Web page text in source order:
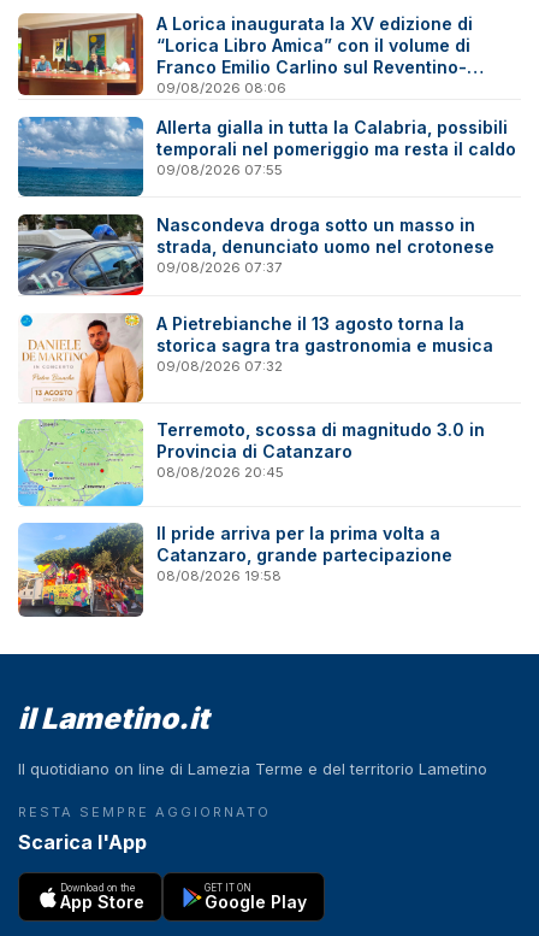
A Lorica inaugurata la XV edizione di
“Lorica Libro Amica” con il volume di
Franco Emilio Carlino sul Reventino-
Savuto
09/08/2026 08:06
Allerta gialla in tutta la Calabria, possibili
temporali nel pomeriggio ma resta il caldo
09/08/2026 07:55
Nascondeva droga sotto un masso in
strada, denunciato uomo nel crotonese
09/08/2026 07:37
A Pietrebianche il 13 agosto torna la
storica sagra tra gastronomia e musica
09/08/2026 07:32
Terremoto, scossa di magnitudo 3.0 in
Provincia di Catanzaro
08/08/2026 20:45
Il pride arriva per la prima volta a
Catanzaro, grande partecipazione
08/08/2026 19:58
il Lametino.it
Il quotidiano on line di Lamezia Terme e del territorio Lametino
RESTA SEMPRE AGGIORNATO
Scarica l'App
Download on the
App Store
GET IT ON
Google Play